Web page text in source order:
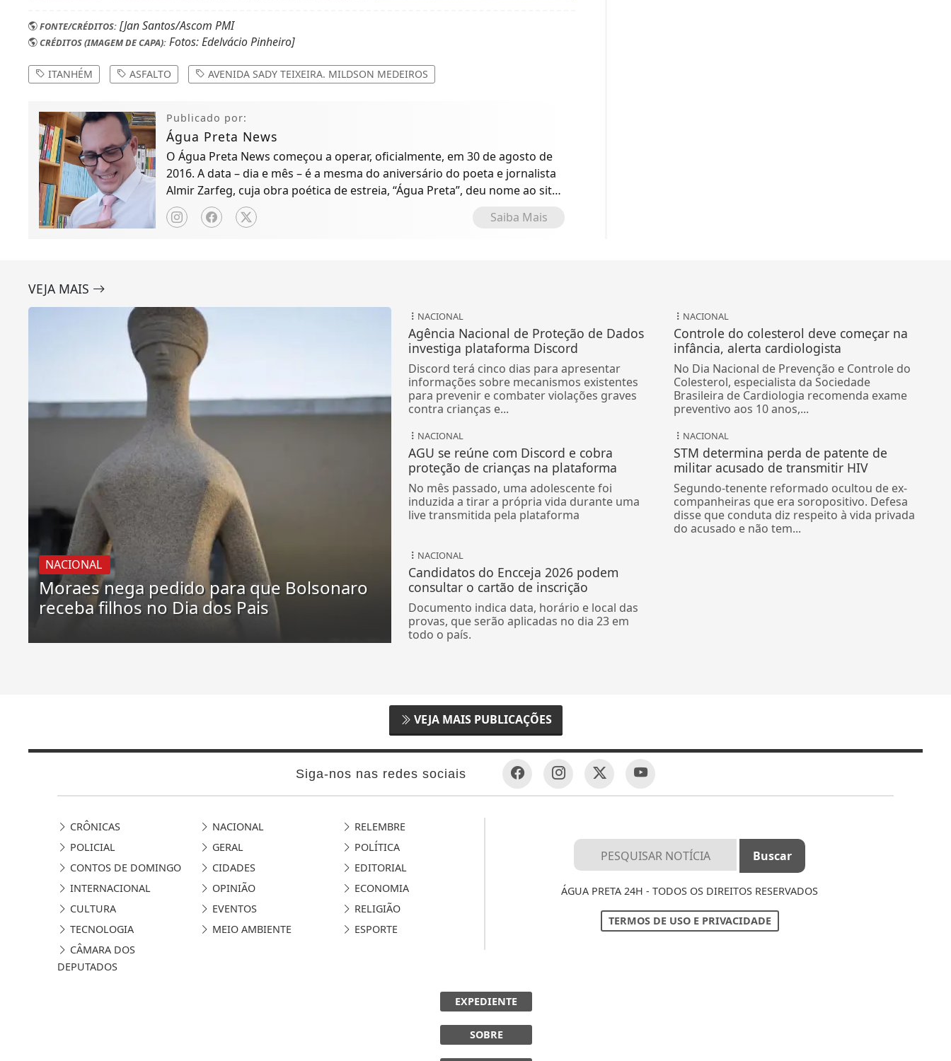
FONTE/CRÉDITOS: [Jan Santos/Ascom PMI
CRÉDITOS (IMAGEM DE CAPA): Fotos: Edelvácio Pinheiro]
ITANHÉM ASFALTO AVENIDA SADY TEIXEIRA. MILDSON MEDEIROS
Publicado por:
Água Preta News
O Água Preta News começou a operar, oficialmente, em 30 de agosto de
2016. A data – dia e mês – é a mesma do aniversário do poeta e jornalista
Almir Zarfeg, cuja obra poética de estreia, “Água Preta”, deu nome ao site
de notícias e entretenimento.
Saiba Mais
VEJA MAIS
NACIONAL
Moraes nega pedido para que Bolsonaro
receba filhos no Dia dos Pais
NACIONAL
Agência Nacional de Proteção de Dados
investiga plataforma Discord
Discord terá cinco dias para apresentar
informações sobre mecanismos existentes
para prevenir e combater violações graves
contra crianças e...
NACIONAL
Controle do colesterol deve começar na
infância, alerta cardiologista
No Dia Nacional de Prevenção e Controle do
Colesterol, especialista da Sociedade
Brasileira de Cardiologia recomenda exame
preventivo aos 10 anos,...
NACIONAL
AGU se reúne com Discord e cobra
proteção de crianças na plataforma
No mês passado, uma adolescente foi
induzida a tirar a própria vida durante uma
live transmitida pela plataforma
NACIONAL
STM determina perda de patente de
militar acusado de transmitir HIV
Segundo-tenente reformado ocultou de ex-
companheiras que era soropositivo. Defesa
disse que conduta diz respeito à vida privada
do acusado e não tem...
NACIONAL
Candidatos do Encceja 2026 podem
consultar o cartão de inscrição
Documento indica data, horário e local das
provas, que serão aplicadas no dia 23 em
todo o país.
VEJA MAIS PUBLICAÇÕES
Siga-nos nas redes sociais
CRÔNICAS NACIONAL
RELEMBRE
POLICIAL
GERAL
POLÍTICA
CONTOS DE DOMINGO
CIDADES
EDITORIAL
INTERNACIONAL
OPINIÃO
ECONOMIA
CULTURA
EVENTOS
RELIGIÃO
TECNOLOGIA
MEIO AMBIENTE
ESPORTE
CÂMARA DOS
DEPUTADOS
ÁGUA PRETA 24H - TODOS OS DIREITOS RESERVADOS
TERMOS DE USO E PRIVACIDADE
EXPEDIENTE
SOBRE